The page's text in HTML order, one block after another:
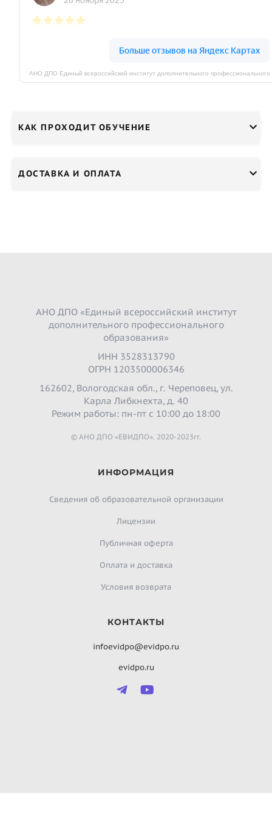
КАК ПРОХОДИТ ОБУЧЕНИЕ
ДОСТАВКА И ОПЛАТА
АНО ДПО «Единый всероссийский институт
дополнительного профессионального
образования»
ИНН 3528313790
ОГРН 1203500006346
162602, Вологодская обл., г. Череповец, ул.
Карла Либкнехта, д. 40
Режим работы: пн-пт с 10:00 до 18:00
© АНО ДПО «ЕВИДПО». 2020-2023гг.
ИНФОРМАЦИЯ
Сведения об образовательной организации
Лицензии
Публичная оферта
Оплата и доставка
Условия возврата
КОНТАКТЫ
infoevidpo@evidpo.ru
evidpo.ru